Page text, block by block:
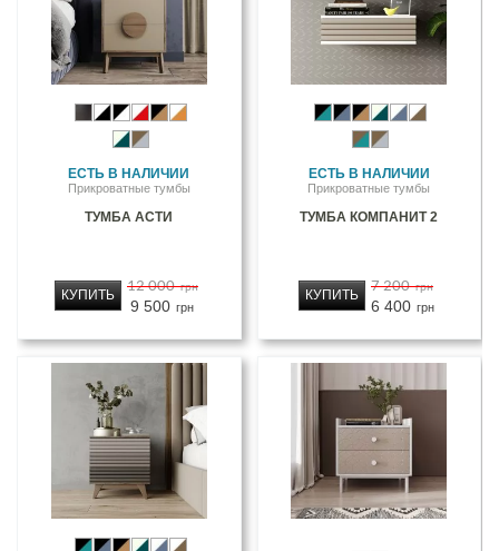
ЕСТЬ В НАЛИЧИИ
Прикроватные тумбы
ТУМБА АСТИ
12 000 грн
9 500 грн
КУПИТЬ
ЕСТЬ В НАЛИЧИИ
Прикроватные тумбы
ТУМБА КОМПАНИТ 2
7 200 грн
6 400 грн
КУПИТЬ